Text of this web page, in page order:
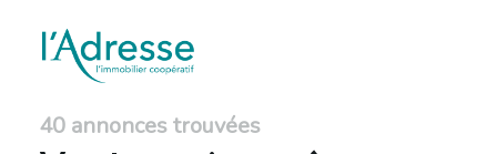
40 annonces trouvées